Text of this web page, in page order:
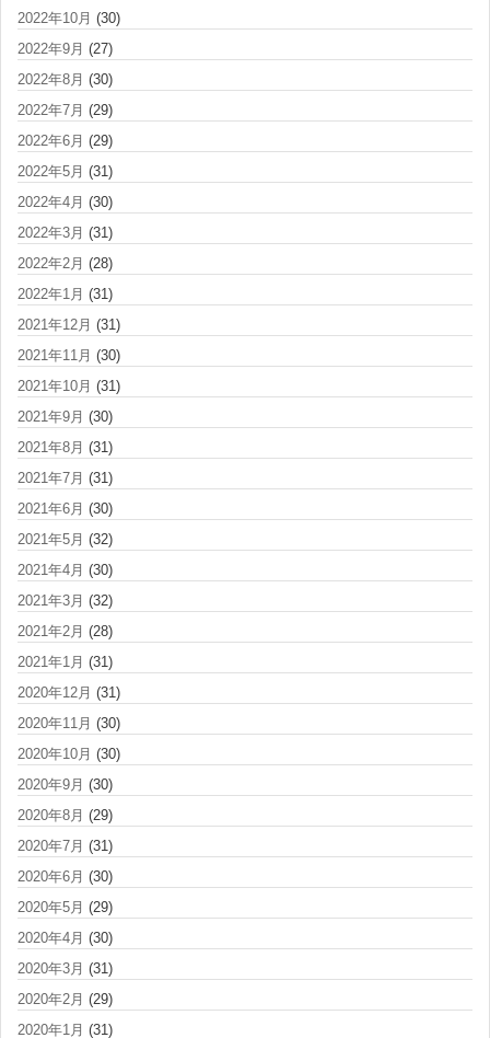
2022年10月 (30)
2022年9月 (27)
2022年8月 (30)
2022年7月 (29)
2022年6月 (29)
2022年5月 (31)
2022年4月 (30)
2022年3月 (31)
2022年2月 (28)
2022年1月 (31)
2021年12月 (31)
2021年11月 (30)
2021年10月 (31)
2021年9月 (30)
2021年8月 (31)
2021年7月 (31)
2021年6月 (30)
2021年5月 (32)
2021年4月 (30)
2021年3月 (32)
2021年2月 (28)
2021年1月 (31)
2020年12月 (31)
2020年11月 (30)
2020年10月 (30)
2020年9月 (30)
2020年8月 (29)
2020年7月 (31)
2020年6月 (30)
2020年5月 (29)
2020年4月 (30)
2020年3月 (31)
2020年2月 (29)
2020年1月 (31)